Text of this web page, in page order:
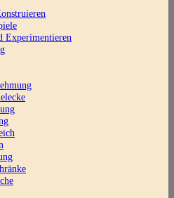
Experimentieren